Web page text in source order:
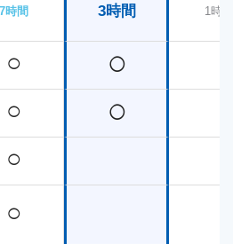
た。 また、パワハラについ
交渉材料として記載されて
がわかりました。 これらの
よる損害賠償等、その他の
確認する内容で和解を成立
た。 クライアント企業様の
7時間 3時間 1時間
◯ ◯
◯ ◯
◯
◯